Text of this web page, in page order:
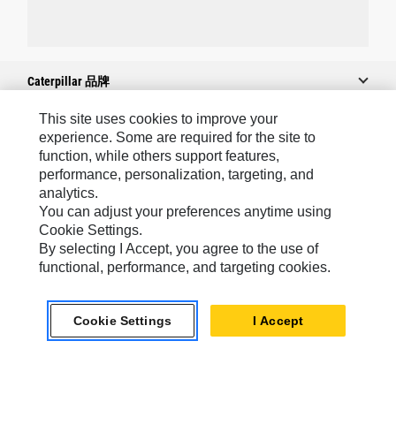
Caterpillar 品牌
Caterpillar.com
聯絡 Caterpillar
我的行銷偏好設定
網站地圖
Cookie Settings
This site uses cookies to improve your
experience. Some are required for the site to
function, while others support features,
performance, personalization, targeting, and
analytics.
You can adjust your preferences anytime using
Cookie Settings.
By selecting I Accept, you agree to the use of
functional, performance, and targeting cookies.
Cookie Settings I Accept